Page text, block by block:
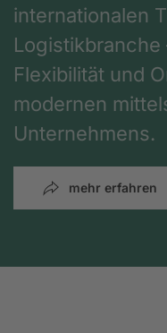
internationalen
Flexibilität und
modernen
Unternehmens.
mehr erfahren